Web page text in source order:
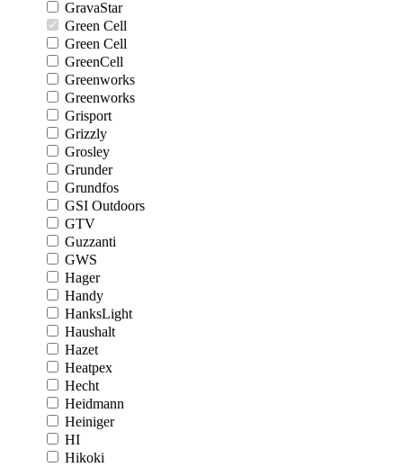
GravaStar
Green Cell
Green Cell
GreenCell
Greenworks
Greenworks
Grisport
Grizzly
Grosley
Grunder
Grundfos
GSI Outdoors
GTV
Guzzanti
GWS
Hager
Handy
HanksLight
Haushalt
Hazet
Heatpex
Hecht
Heidmann
Heiniger
HI
Hikoki